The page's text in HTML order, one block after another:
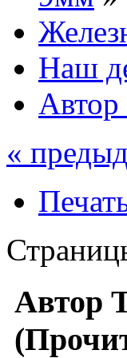
Наш
Автор
«
Автор